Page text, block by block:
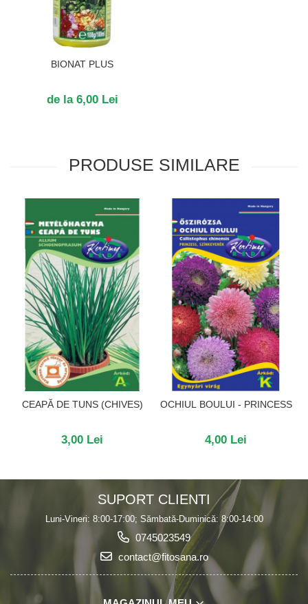
BIONAT PLUS
de la 6,00 Lei
PRODUSE SIMILARE
CEAPĂ DE TUNS (CHIVES)
3,00 Lei
OCHIUL BOULUI - PRINCESS
4,00 Lei
SUPORT CLIENTI
Luni-Vineri: 8:00-17:00; Sămbată-Duminică: 8:00-14:00
0745023549
contact@fitosana.ro